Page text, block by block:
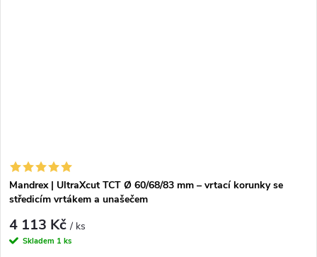
Mandrex | UltraXcut TCT Ø 60/68/83 mm – vrtací korunky se
středicím vrtákem a unašečem
4 113 Kč/ ks
Skladem 1 ks